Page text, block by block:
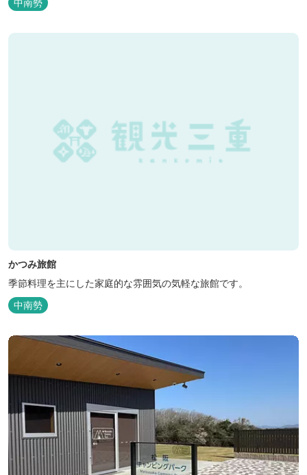
中南勢
かつみ旅館
季節料理を主にした家庭的な雰囲気の気軽な旅館です。
中南勢